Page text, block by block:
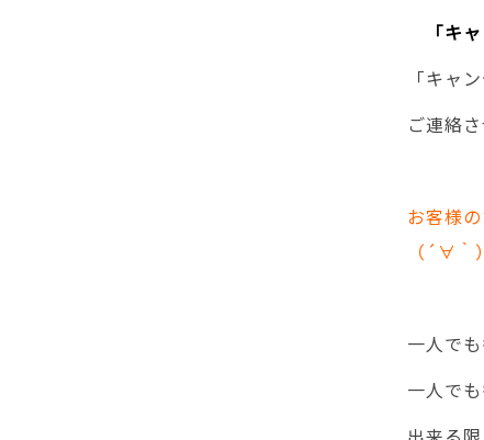
「キャ
「キャ
ご連絡
お客様
（´∀｀）
一人で
一人で